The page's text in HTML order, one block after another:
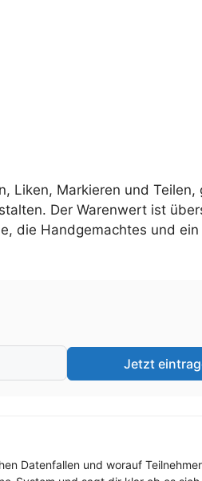
Liken, Markieren und Teilen,
Der Warenwert ist
die Handgemachtes und
Jetzt
Datenfallen und worauf